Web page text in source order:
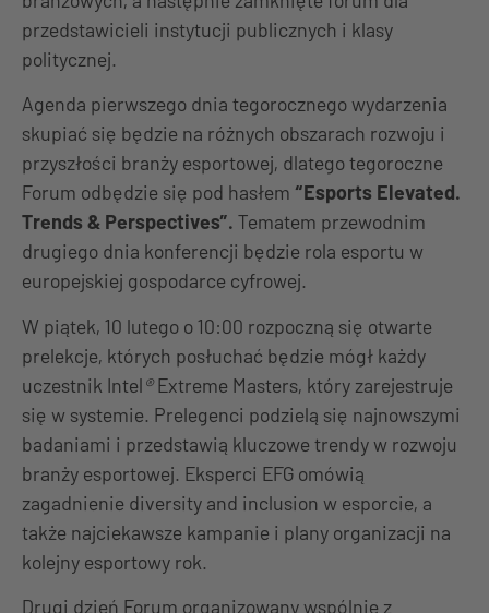
przedstawicieli instytucji publicznych i klasy
politycznej.
Agenda pierwszego dnia tegorocznego wydarzenia
skupiać się będzie na różnych obszarach rozwoju i
przyszłości branży esportowej, dlatego tegoroczne
Forum odbędzie się pod hasłem “Esports Elevated.
Trends & Perspectives”. Tematem przewodnim
drugiego dnia konferencji będzie rola esportu w
europejskiej gospodarce cyfrowej.
W piątek, 10 lutego o 10:00 rozpoczną się otwarte
prelekcje, których posłuchać będzie mógł każdy
uczestnik Intel®Extreme Masters, który zarejestruje
się w systemie. Prelegenci podzielą się najnowszymi
badaniami i przedstawią kluczowe trendy w rozwoju
branży esportowej. Eksperci EFG omówią
zagadnienie diversity and inclusion w esporcie, a
także najciekawsze kampanie i plany organizacji na
kolejny esportowy rok.
Drugi dzień Forum organizowany wspólnie z